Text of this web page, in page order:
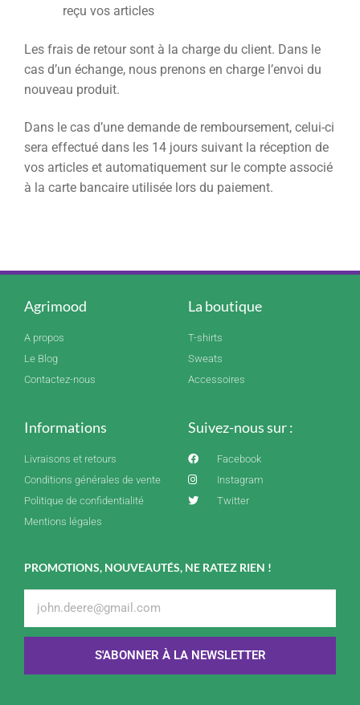
reçu vos articles
Les frais de retour sont à la charge du client. Dans le
cas d’un échange, nous prenons en charge l’envoi du
nouveau produit.
Dans le cas d’une demande de remboursement, celui-ci
sera effectué dans les 14 jours suivant la réception de
vos articles et automatiquement sur le compte associé
à la carte bancaire utilisée lors du paiement.
Agrimood
A propos
Le Blog
Contactez-nous
La boutique
T-shirts
Sweats
Accessoires
Informations
Livraisons et retours
Conditions générales de vente
Politique de confidentialité
Mentions légales
Suivez-nous sur :
Facebook
Instagram
Twitter
PROMOTIONS, NOUVEAUTÉS, NE RATEZ RIEN !
S'ABONNER À LA NEWSLETTER